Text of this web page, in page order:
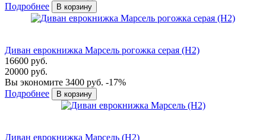
Подробнее
Диван еврокнижка Марсель рогожка серая (Н2)
16600 руб.
20000 руб.
Вы экономите 3400 руб. -17%
Подробнее
Диван еврокнижка Марсель (Н2)